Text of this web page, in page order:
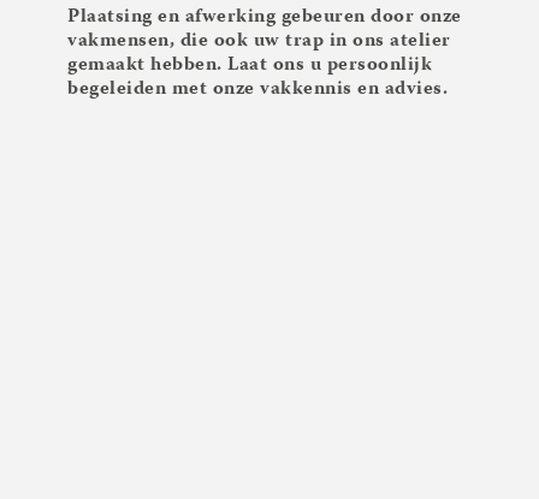
Plaatsing en afwerking gebeuren door onze
vakmensen, die ook uw trap in ons atelier
gemaakt hebben. Laat ons u persoonlijk
begeleiden met onze vakkennis en advies.